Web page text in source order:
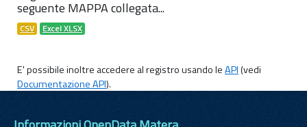
seguente MAPPA collegata...
CSV Excel XLSX
E' possibile inoltre accedere al registro usando leAPI(vedi
Documentazione API).